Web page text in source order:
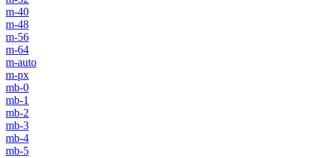
m-40
m-48
m-56
m-64
m-auto
m-px
mb-0
mb-1
mb-2
mb-3
mb-4
mb-5